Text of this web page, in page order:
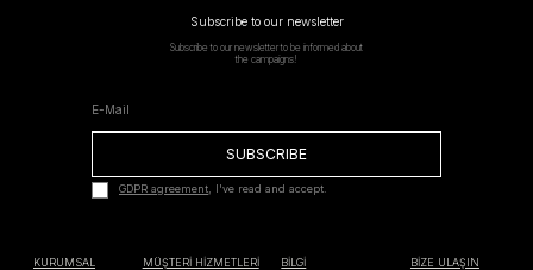
Subscribe to our newsletter
Subscribe to our newsletter to be informed about
the campaigns!
SUBSCRIBE
GDPR agreement, I've read and accept.
KURUMSAL MÜŞTERİ HİZMETLERİ BİLGİ BİZE ULAŞIN